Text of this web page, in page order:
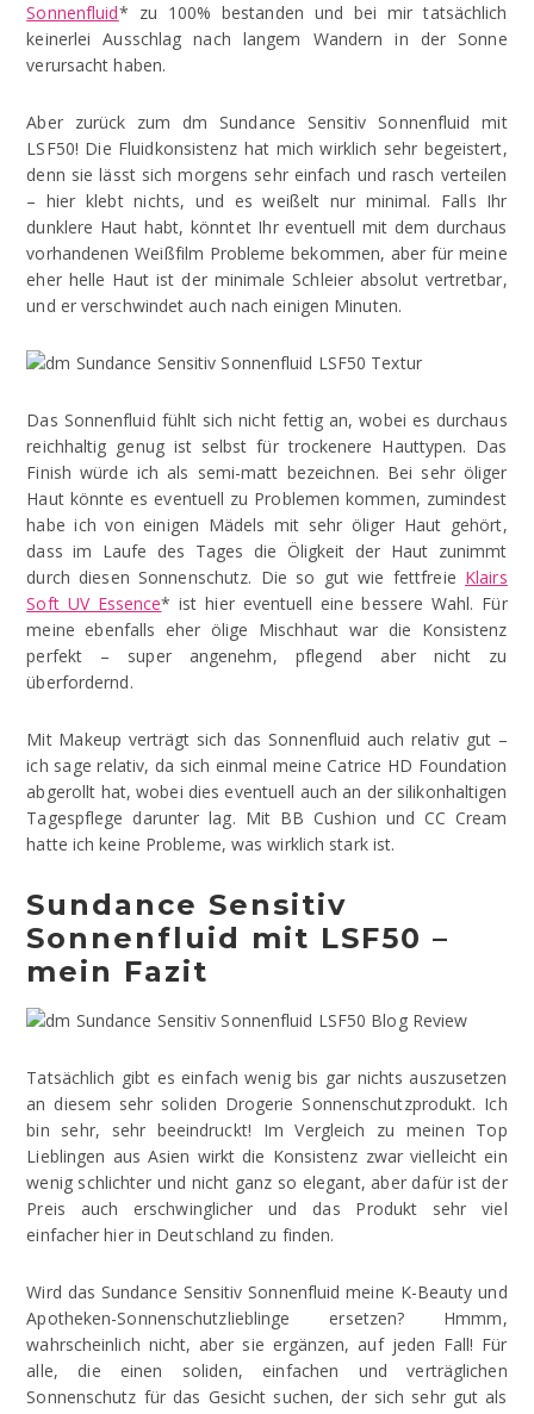
Sonnenfluid* zu 100% bestanden und bei mir tatsächlich
keinerlei Ausschlag nach langem Wandern in der Sonne
verursacht haben.
Aber zurück zum dm Sundance Sensitiv Sonnenfluid mit
LSF50! Die Fluidkonsistenz hat mich wirklich sehr begeistert,
denn sie lässt sich morgens sehr einfach und rasch verteilen
– hier klebt nichts, und es weißelt nur minimal. Falls Ihr
dunklere Haut habt, könntet Ihr eventuell mit dem durchaus
vorhandenen Weißfilm Probleme bekommen, aber für meine
eher helle Haut ist der minimale Schleier absolut vertretbar,
und er verschwindet auch nach einigen Minuten.
Das Sonnenfluid fühlt sich nicht fettig an, wobei es durchaus
reichhaltig genug ist selbst für trockenere Hauttypen. Das
Finish würde ich als semi-matt bezeichnen. Bei sehr öliger
Haut könnte es eventuell zu Problemen kommen, zumindest
habe ich von einigen Mädels mit sehr öliger Haut gehört,
dass im Laufe des Tages die Öligkeit der Haut zunimmt
durch diesen Sonnenschutz. Die so gut wie fettfreie Klairs
Soft UV Essence* ist hier eventuell eine bessere Wahl. Für
meine ebenfalls eher ölige Mischhaut war die Konsistenz
perfekt – super angenehm, pflegend aber nicht zu
überfordernd.
Mit Makeup verträgt sich das Sonnenfluid auch relativ gut –
ich sage relativ, da sich einmal meine Catrice HD Foundation
abgerollt hat, wobei dies eventuell auch an der silikonhaltigen
Tagespflege darunter lag. Mit BB Cushion und CC Cream
hatte ich keine Probleme, was wirklich stark ist.
Sundance Sensitiv
Sonnenfluid mit LSF50 –
mein Fazit
Tatsächlich gibt es einfach wenig bis gar nichts auszusetzen
an diesem sehr soliden Drogerie Sonnenschutzprodukt. Ich
bin sehr, sehr beeindruckt! Im Vergleich zu meinen Top
Lieblingen aus Asien wirkt die Konsistenz zwar vielleicht ein
wenig schlichter und nicht ganz so elegant, aber dafür ist der
Preis auch erschwinglicher und das Produkt sehr viel
einfacher hier in Deutschland zu finden.
Wird das Sundance Sensitiv Sonnenfluid meine K-Beauty und
Apotheken-Sonnenschutzlieblinge ersetzen? Hmmm,
wahrscheinlich nicht, aber sie ergänzen, auf jeden Fall! Für
alle, die einen soliden, einfachen und verträglichen
Sonnenschutz für das Gesicht suchen, der sich sehr gut als